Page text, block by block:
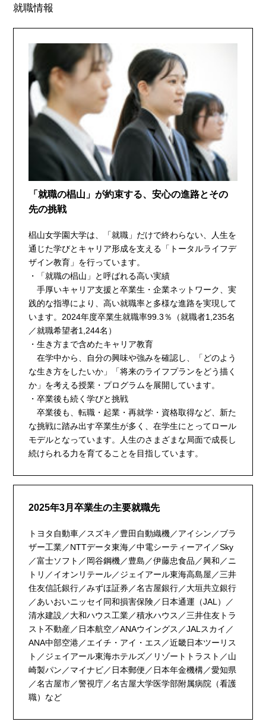
就職情報
「就職の椙山」が約束する、安心の進路とその
先の挑戦
椙山女学園大学は、「就職」だけで終わらない、人生を
通じた学びとキャリア形成を支える「トータルライフデ
ザイン教育」を行っています。
・「就職の椙山」と呼ばれる高い実績
手厚いキャリア支援と卒業生・企業ネットワーク、実
践的な指導により、高い就職率と多様な進路を実現して
います。2024年度卒業生就職率99.3％（就職者1,235名
／就職希望者1,244名）
・生き方まで含めたキャリア教育
在学中から、自分の興味や強みを確認し、「どのよう
な生き方をしたいか」「将来のライフプランをどう描く
か」を考える授業・プログラムを展開しています。
・卒業後も続く学びと挑戦
卒業後も、転職・起業・再就学・資格取得など、新た
な挑戦に踏み出す卒業生が多く、在学生にとってロール
モデルとなっています。人生のさまざまな局面で成長し
続けられる力を育てることを目指しています。
2025年3月卒業生の主要就職先
トヨタ自動車／スズキ／豊田自動織機／アイシン／ブラ
ザー工業／NTTデータ東海／中電シーティーアイ／Sky
／富士ソフト／岡谷鋼機／豊島／伊藤忠食品／興和／ニ
トリ／イオンリテール／ジェイアール東海高島屋／三井
住友信託銀行／みずほ証券／名古屋銀行／大垣共立銀行
／あいおいニッセイ同和損害保険／日本通運（JAL）／
清水建設／大和ハウス工業／積水ハウス／三井住友トラ
スト不動産／日本航空／ANAウイングス／JALスカイ／
ANA中部空港／エイチ・アイ・エス／近畿日本ツーリス
ト／ジェイアール東海ホテルズ／リゾートトラスト／山
崎製パン／マイナビ／日本郵便／日本年金機構／愛知県
／名古屋市／警視庁／名古屋大学医学部附属病院（看護
職）など